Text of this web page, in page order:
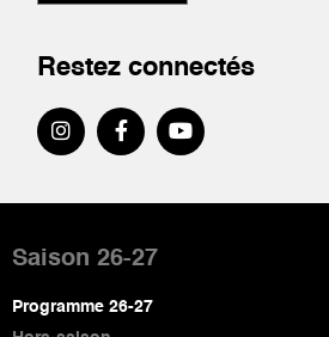
Restez connectés
de
page
Saison 26-27
Programme 26-27